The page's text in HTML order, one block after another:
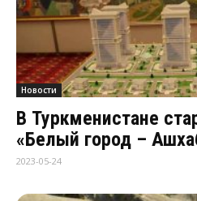
Новости
В Туркменистане
«Белый город –
2023-05-24